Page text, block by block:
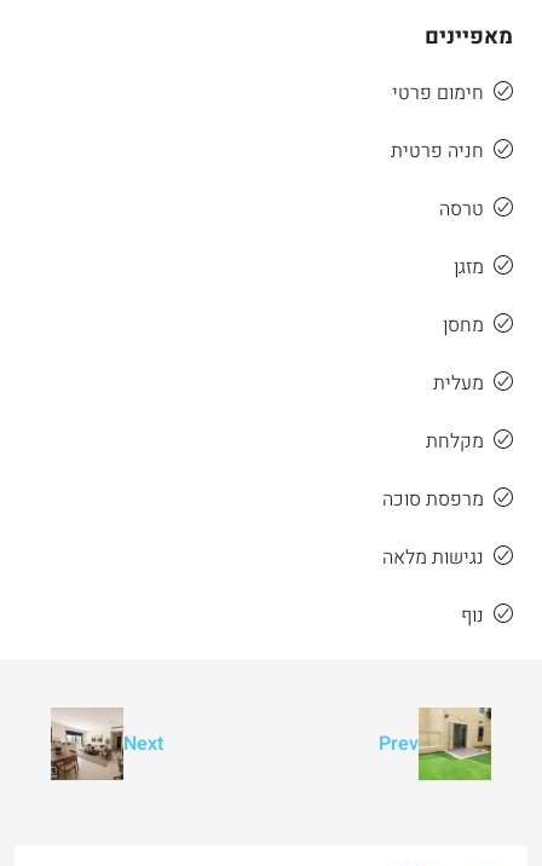
מאפיינים
חימום פרטי
חניה פרטית
טרסה
מזגן
מחסן
מעלית
מקלחת
מרפסת סוכה
נגישות מלאה
נוף
Prev
Next